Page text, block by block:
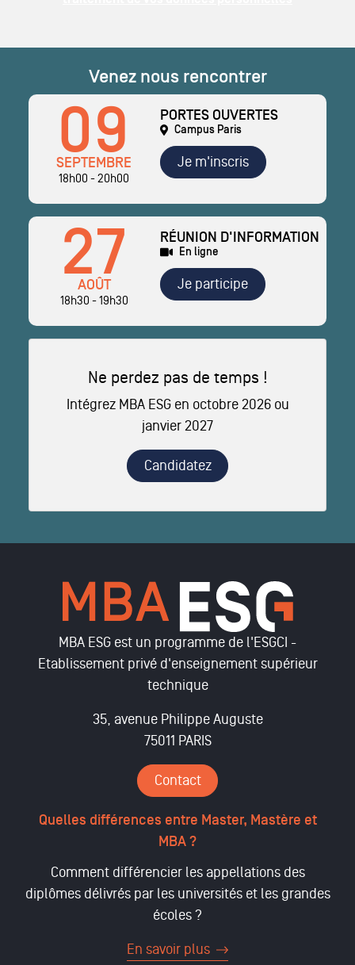
Venez nous rencontrer
09
SEPTEMBRE
18h00 - 20h00
PORTES OUVERTES
Campus Paris
Je m'inscris
27
AOÛT
18h30 - 19h30
RÉUNION D'INFORMATION
En ligne
Je participe
Ne perdez pas de temps !
Intégrez MBA ESG en octobre 2026 ou
janvier 2027
Candidatez
MBA ESG est un programme de l'ESGCI -
Etablissement privé d'enseignement supérieur
technique
35, avenue Philippe Auguste
75011 PARIS
Contact
Quelles différences entre Master, Mastère et
MBA ?
Comment différencier les appellations des
diplômes délivrés par les universités et les grandes
écoles ?
En savoir plus